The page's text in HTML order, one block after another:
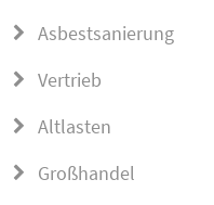
Asbestsanierung
Vertrieb
Altlasten
Großhandel